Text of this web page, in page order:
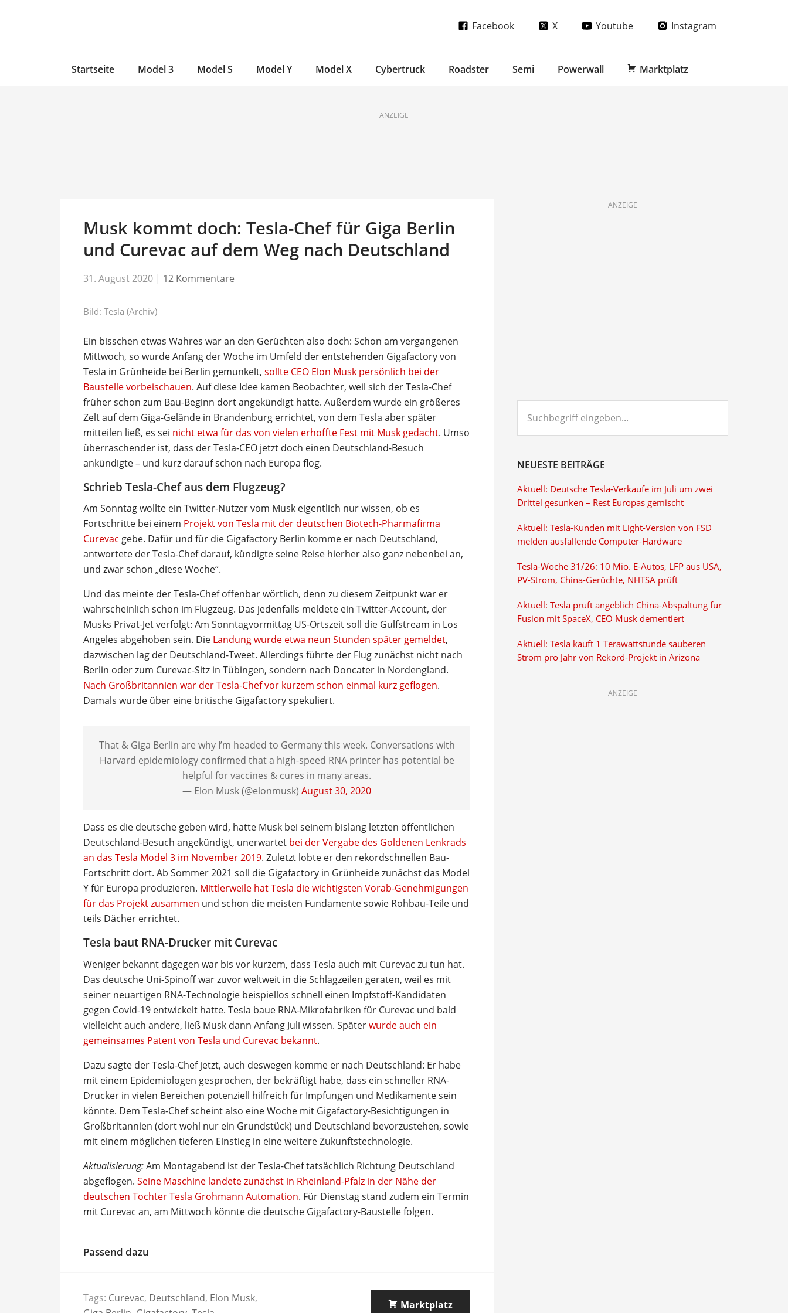
Facebook X Youtube Instagram
Startseite Model 3 Model S Model Y Model X Cybertruck Roadster Semi Powerwall Marktplatz
ANZEIGE
Musk kommt doch: Tesla-Chef für Giga Berlin
und Curevac auf dem Weg nach Deutschland
31. August 2020 | 12 Kommentare
Bild: Tesla (Archiv)
Ein bisschen etwas Wahres war an den Gerüchten also doch: Schon am vergangenen
Mittwoch, so wurde Anfang der Woche im Umfeld der entstehenden Gigafactory von
Tesla in Grünheide bei Berlin gemunkelt, sollte CEO Elon Musk persönlich bei der
Baustelle vorbeischauen. Auf diese Idee kamen Beobachter, weil sich der Tesla-Chef
früher schon zum Bau-Beginn dort angekündigt hatte. Außerdem wurde ein größeres
Zelt auf dem Giga-Gelände in Brandenburg errichtet, von dem Tesla aber später
mitteilen ließ, es sei nicht etwa für das von vielen erhoffte Fest mit Musk gedacht. Umso
überraschender ist, dass der Tesla-CEO jetzt doch einen Deutschland-Besuch
ankündigte – und kurz darauf schon nach Europa flog.
Schrieb Tesla-Chef aus dem Flugzeug?
Am Sonntag wollte ein Twitter-Nutzer vom Musk eigentlich nur wissen, ob es
Fortschritte bei einem Projekt von Tesla mit der deutschen Biotech-Pharmafirma
Curevac gebe. Dafür und für die Gigafactory Berlin komme er nach Deutschland,
antwortete der Tesla-Chef darauf, kündigte seine Reise hierher also ganz nebenbei an,
und zwar schon „diese Woche“.
Und das meinte der Tesla-Chef offenbar wörtlich, denn zu diesem Zeitpunkt war er
wahrscheinlich schon im Flugzeug. Das jedenfalls meldete ein Twitter-Account, der
Musks Privat-Jet verfolgt: Am Sonntagvormittag US-Ortszeit soll die Gulfstream in Los
Angeles abgehoben sein. Die Landung wurde etwa neun Stunden später gemeldet,
dazwischen lag der Deutschland-Tweet. Allerdings führte der Flug zunächst nicht nach
Berlin oder zum Curevac-Sitz in Tübingen, sondern nach Doncater in Nordengland.
Nach Großbritannien war der Tesla-Chef vor kurzem schon einmal kurz geflogen.
Damals wurde über eine britische Gigafactory spekuliert.
That & Giga Berlin are why I’m headed to Germany this week. Conversations with
Harvard epidemiology confirmed that a high-speed RNA printer has potential be
helpful for vaccines & cures in many areas.
— Elon Musk (@elonmusk) August 30, 2020
Dass es die deutsche geben wird, hatte Musk bei seinem bislang letzten öffentlichen
Deutschland-Besuch angekündigt, unerwartet bei der Vergabe des Goldenen Lenkrads
an das Tesla Model 3 im November 2019. Zuletzt lobte er den rekordschnellen Bau-
Fortschritt dort. Ab Sommer 2021 soll die Gigafactory in Grünheide zunächst das Model
Y für Europa produzieren. Mittlerweile hat Tesla die wichtigsten Vorab-Genehmigungen
für das Projekt zusammen und schon die meisten Fundamente sowie Rohbau-Teile und
teils Dächer errichtet.
Tesla baut RNA-Drucker mit Curevac
Weniger bekannt dagegen war bis vor kurzem, dass Tesla auch mit Curevac zu tun hat.
Das deutsche Uni-Spinoff war zuvor weltweit in die Schlagzeilen geraten, weil es mit
seiner neuartigen RNA-Technologie beispiellos schnell einen Impfstoff-Kandidaten
gegen Covid-19 entwickelt hatte. Tesla baue RNA-Mikrofabriken für Curevac und bald
vielleicht auch andere, ließ Musk dann Anfang Juli wissen. Späterwurde auch ein
gemeinsames Patent von Tesla und Curevac bekannt.
Dazu sagte der Tesla-Chef jetzt, auch deswegen komme er nach Deutschland: Er habe
mit einem Epidemiologen gesprochen, der bekräftigt habe, dass ein schneller RNA-
Drucker in vielen Bereichen potenziell hilfreich für Impfungen und Medikamente sein
könnte. Dem Tesla-Chef scheint also eine Woche mit Gigafactory-Besichtigungen in
Großbritannien (dort wohl nur ein Grundstück) und Deutschland bevorzustehen, sowie
mit einem möglichen tieferen Einstieg in eine weitere Zukunftstechnologie.
Aktualisierung:Am Montagabend ist der Tesla-Chef tatsächlich Richtung Deutschland
abgeflogen. Seine Maschine landete zunächst in Rheinland-Pfalz in der Nähe der
deutschen Tochter Tesla Grohmann Automation. Für Dienstag stand zudem ein Termin
mit Curevac an, am Mittwoch könnte die deutsche Gigafactory-Baustelle folgen.
Passend dazu
Tags: Curevac, Deutschland, Elon Musk,
Marktplatz
ANZEIGE
eingeben...
NEUESTE BEITRÄGE
Aktuell: Deutsche Tesla-Verkäufe im Juli um zwei
Drittel gesunken – Rest Europas gemischt
Aktuell: Tesla-Kunden mit Light-Version von FSD
melden ausfallende Computer-Hardware
Tesla-Woche 31/26: 10 Mio. E-Autos, LFP aus USA,
PV-Strom, China-Gerüchte, NHTSA prüft
Aktuell: Tesla prüft angeblich China-Abspaltung für
Fusion mit SpaceX, CEO Musk dementiert
Aktuell: Tesla kauft 1 Terawattstunde sauberen
Strom pro Jahr von Rekord-Projekt in Arizona
ANZEIGE